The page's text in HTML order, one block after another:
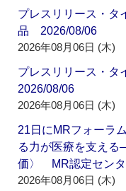
プレスリリース・タ
品 2026/08/06
2026年08月06日 (木)
プレスリリース・
2026/08/06
2026年08月06日 (木)
21日にMRフォーラ
る力が医療を支え
価〉 MR認定セン
2026年08月06日 (木)